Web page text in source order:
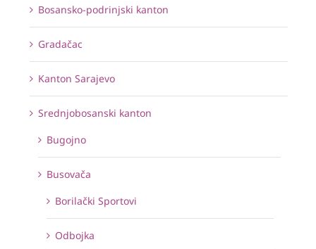
Bosansko-podrinjski kanton
Gradačac
Kanton Sarajevo
Srednjobosanski kanton
Bugojno
Busovača
Borilački Sportovi
Odbojka